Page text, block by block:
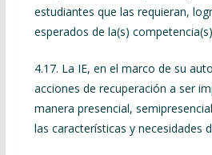
estudiantes que las requieran,
esperados de la(s)
4.17. La IE, en el marco de su
acciones de recuperación a ser
manera presencial,
las características y necesidades